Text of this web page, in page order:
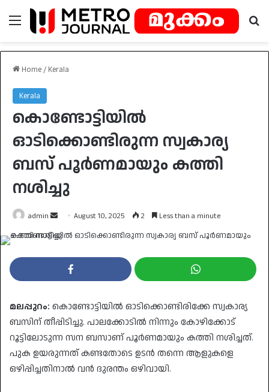
Menu
Home / Kerala
Kerala
കൊണ്ടോട്ടിയില്‍
ഓടിക്കൊണ്ടിരുന്ന സ്വകാര്യ
ബസ് പൂർണമായും കത്തി
നശിച്ചു
admin
Send
an
August 10, 2025 2 Less than a minute
മലപ്പുറം: കൊണ്ടോട്ടിയില്‍ ഓടിക്കൊണ്ടിരിക്കേ സ്വകാര്യ
ബസിന് തീപ്പിടിച്ചു. പാലക്കോടിൽ നിന്നും കോഴിക്കോട്
റൂട്ടിലോടുന്ന സന ബസാണ് പൂർണമായും കത്തി നശിച്ചത്.
പുക ഉയരുന്നത് കണ്ടതോടെ ഉടന്‍ തന്നെ ആളുകളെ
ഒഴിപ്പിച്ചതിനാല്‍ വൻ ദുരന്തം ഒഴിവായി.